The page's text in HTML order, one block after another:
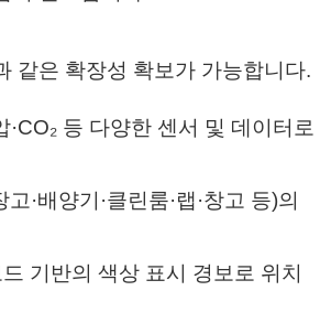
같은 확장성 확보가 가능합니다.
·CO₂ 등 다양한 센서 및 데이터로
·배양기·클린룸·랩·창고 등)의
기반의 색상 표시 경보로 위치